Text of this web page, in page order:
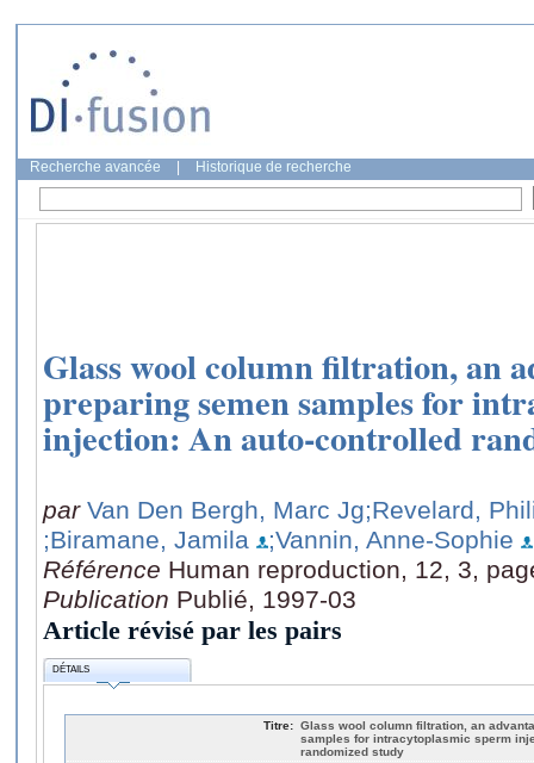
Recherche avancée Historique de recherche
Glass wool column filtration, an
preparing semen samples for
injection: An auto-controlled
par Van Den Bergh, Marc Jg;Revelard,
;Biramane, Jamila
;Vannin, Anne-Sophie
Référence Human reproduction, 12, 3,
Publication Publié, 1997-03
Article révisé par les pairs
DÉTAILS
Titre: Glass wool column filtration, an
samples for intracytoplasmic sperm
randomized study